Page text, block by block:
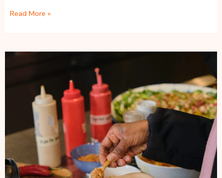
Voedselhubs
Voedselcirkel
Amsterdam
Read More »